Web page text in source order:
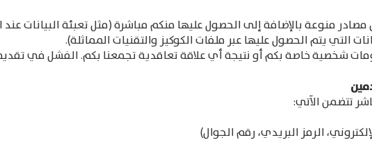
the
question
mark
key
shortcuts
the
question
mark
key
منوعة بالإضافة إلى الحصول عليها منكم مباشرة (مثل تعبئة البيانات
التي يتم الحصول عليها عبر ملفات الكوكيز والتقنيات المماثلة).
شخصية خاصة بكم أو نتيجة أي علاقة تعاقدية تجمعنا بكم. الفشل في
تتضمن الآتي:
الرمز البريدي، رقم الجوال)